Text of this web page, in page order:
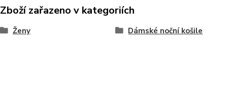
Zboží zařazeno v kategoriích
Ženy Dámské noční košile